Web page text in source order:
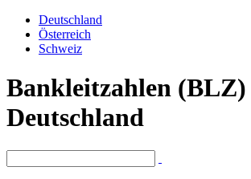
Deutschland
Österreich
Schweiz
Bankleitzahlen (BLZ)
Deutschland